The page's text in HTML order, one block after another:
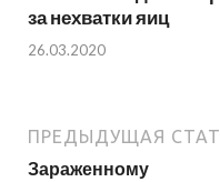
за нехватки яиц
26.03.2020
ПРЕДЫДУЩАЯ
Зараженному